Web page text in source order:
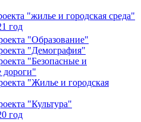
"жилье и городская среда"
год
"Образование"
"Демография"
"Безопасные и
дороги"
"Жилье и городская
"Культура"
год